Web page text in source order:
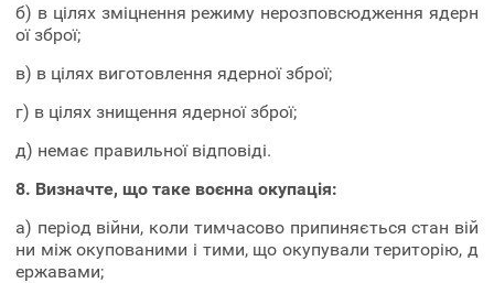
б) в цілях зміцнення режиму нерозповсюдження ядерн
ої зброї;
в) в цілях виготовлення ядерної зброї;
г) в цілях знищення ядерної зброї;
д) немає правильної відповіді.
8. Визначте, що таке воєнна окупація:
а) період війни, коли тимчасово припиняється стан вій
ни між окупованими і тими, що окупували територію, д
ержавами;